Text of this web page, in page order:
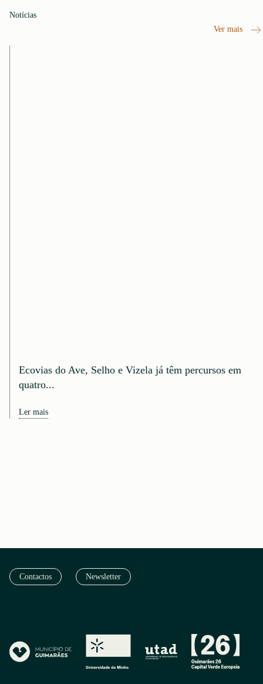
Notícias
Ver mais
Ecovias do Ave, Selho e Vizela já têm percursos em
quatro...
Ler mais
Contactos Newsletter